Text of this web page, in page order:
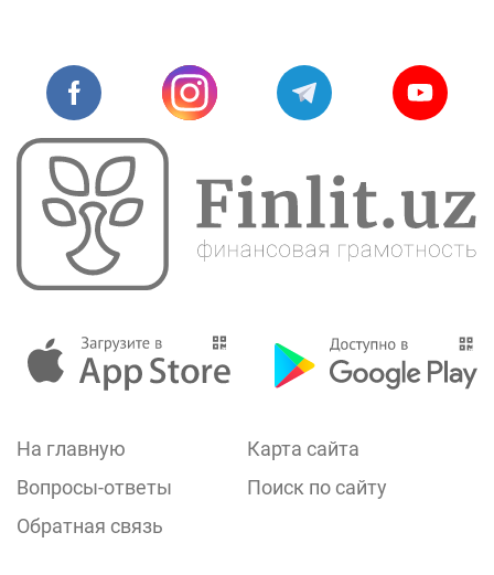
На главную
Карта сайта
Вопросы-ответы
Поиск по сайту
Обратная связь